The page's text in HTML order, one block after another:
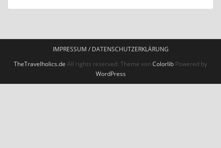
IMPRESSUM / DATENSCHUTZERKLÄRUNG
TheTravelholics.de All rights reserved. Theme von Colorlib Powered by
WordPress